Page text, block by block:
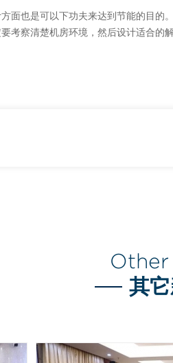
也是可以下功夫来达到节能的目的
考察清楚机房环境，然后设计适合的
Other
其